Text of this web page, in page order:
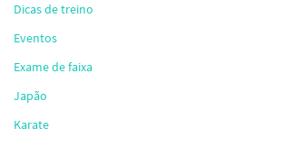
Dicas de treino
Eventos
Exame de faixa
Japão
Karate